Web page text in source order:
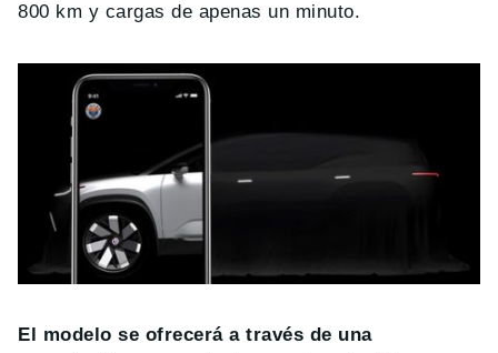
800 km y cargas de apenas un minuto.
El modelo se ofrecerá a través de una